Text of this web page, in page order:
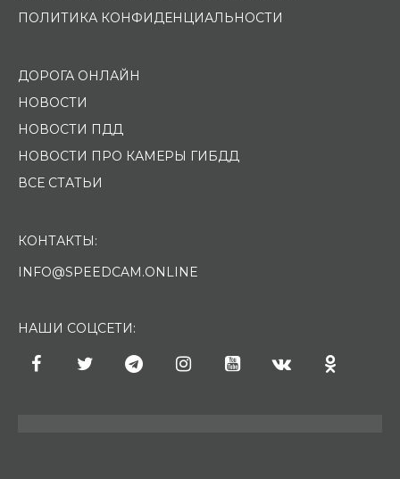
ПОЛИТИКА КОНФИДЕНЦИАЛЬНОСТИ
ДОРОГА ОНЛАЙН
НОВОСТИ
НОВОСТИ ПДД
НОВОСТИ ПРО КАМЕРЫ ГИБДД
ВСЕ СТАТЬИ
КОНТАКТЫ:
INFO@SPEEDCAM.ONLINE
НАШИ СОЦСЕТИ: